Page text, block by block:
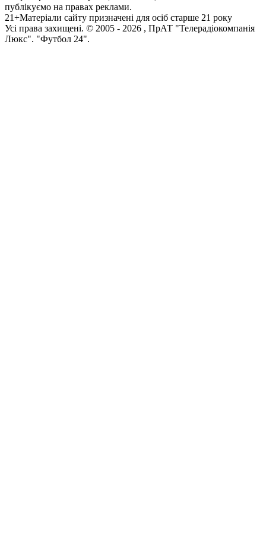
публікуємо на правах реклами.
21+Матеріали сайту призначені для осіб старше 21 року
Усi права захищенi. © 2005 - 2026 , ПрАТ "Телерадіокомпанія
Люкс". "Футбол 24".